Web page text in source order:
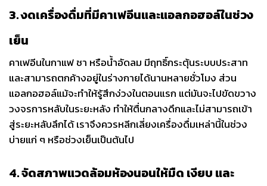
3. งดเครื่องดื่มที่มีคาเฟอีนและแอลกอฮอล์ในช่วง
เย็น
คาเฟอีนในกาแฟ ชา หรือน้ำอัดลม มีฤทธิ์กระตุ้นระบบประสาท
และสามารถตกค้างอยู่ในร่างกายได้นานหลายชั่วโมง ส่วน
แอลกอฮอล์แม้จะทำให้รู้สึกง่วงในตอนแรก แต่มันจะไปขัดขวาง
วงจรการหลับในระยะหลัง ทำให้ตื่นกลางดึกและไม่สามารถเข้า
สู่ระยะหลับลึกได้ เราจึงควรหลีกเลี่ยงเครื่องดื่มเหล่านี้ในช่วง
บ่ายแก่ ๆ หรือช่วงเย็นเป็นต้นไป
4. จัดสภาพแวดล้อมห้องนอนให้มืด เงียบ และ